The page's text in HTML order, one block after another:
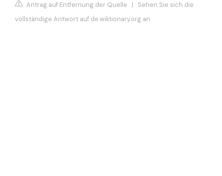
Antrag auf Entfernung der Quelle | Sehen Sie sich die
vollständige Antwort auf de.wiktionary.org an